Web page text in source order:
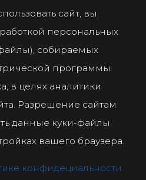
сайт, вы
персональных
собираемых
программы
в целях аналитики
Разрешение сайтам
данные куки-файлы
вашего браузера.
конфидециальности